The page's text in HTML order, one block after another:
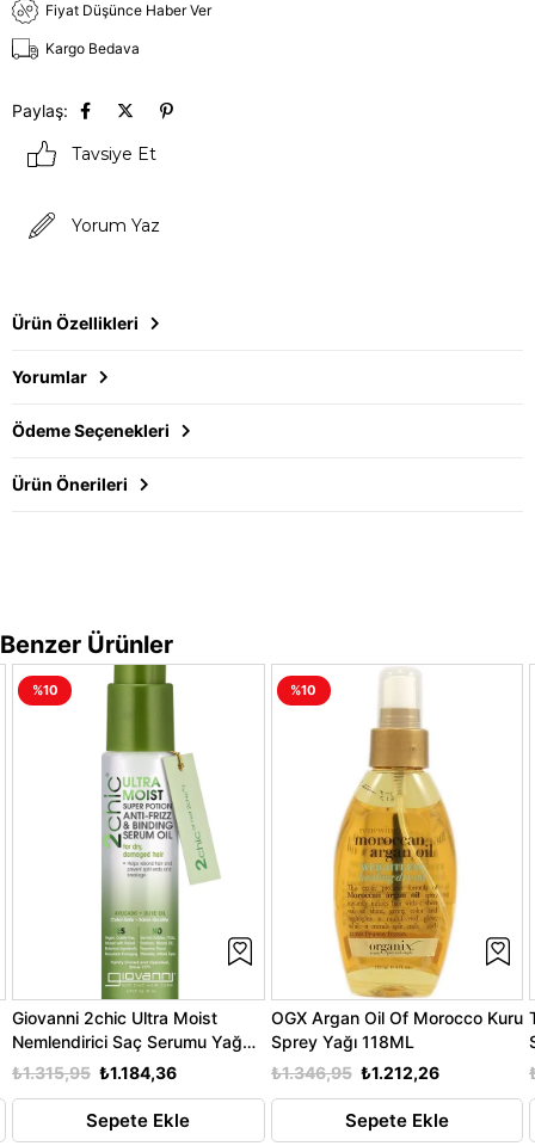
Fiyat Düşünce Haber Ver
Kargo Bedava
Paylaş:
Tavsiye Et
Yorum Yaz
Ürün Özellikleri
Yorumlar
Ödeme Seçenekleri
Ürün Önerileri
Benzer Ürünler
Giovanni 2chic Ultra Moist
Nemlendirici Saç Serumu Yağ
81ML
₺1.184,36
₺1.315,95
Sepete Ekle
%10
OGX Argan Oil Of Morocco Kuru
Sprey Yağı 118ML
₺1.212,26
₺1.346,95
Sepete Ekle
%10